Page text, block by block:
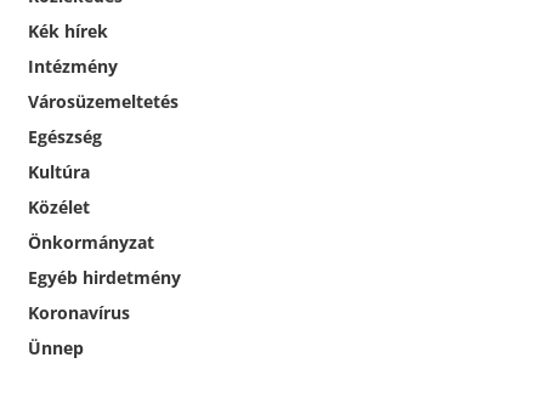
Kék hírek
Intézmény
Városüzemeltetés
Egészség
Kultúra
Közélet
Önkormányzat
Egyéb hirdetmény
Koronavírus
Ünnep